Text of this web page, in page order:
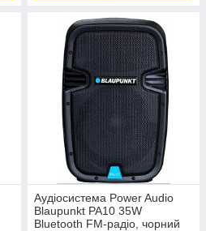
Аудіосистема Power Audio
Blaupunkt PA10 35W
Bluetooth FM-радіо, чорний